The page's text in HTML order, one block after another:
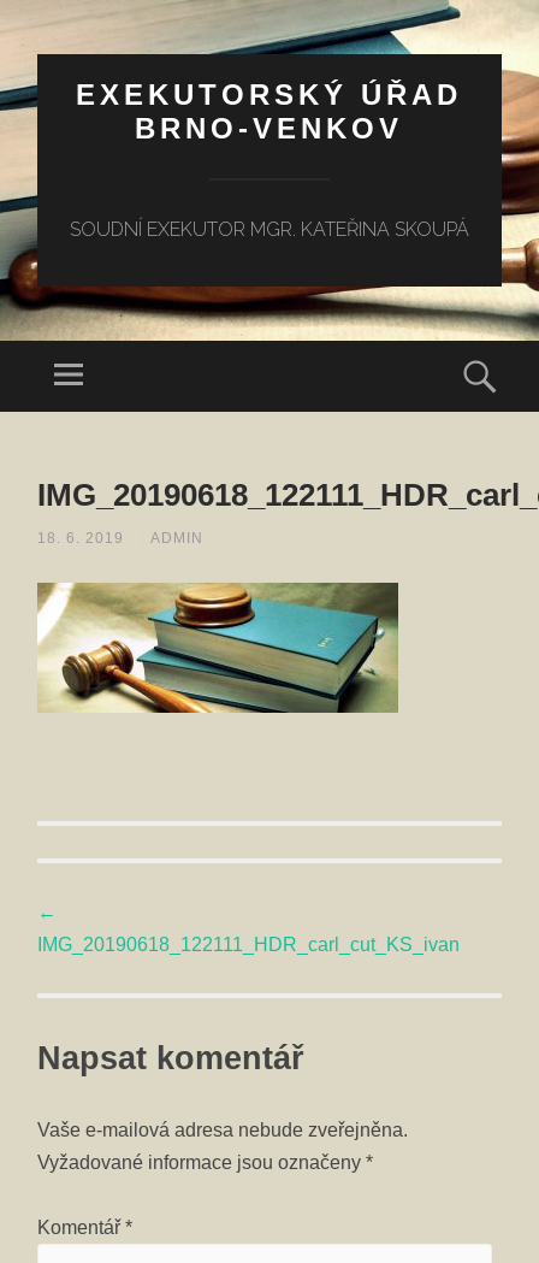
EXEKUTORSKÝ ÚŘAD
BRNO-VENKOV
SOUDNÍ EXEKUTOR MGR. KATEŘINA SKOUPÁ
Menu
OBSAHU
18. 6. 2019 ADMIN
←
IMG_20190618_122111_HDR_carl_cut_KS_ivan
Napsat komentář
Vaše e-mailová adresa nebude zveřejněna.
Vyžadované informace jsou označeny*
Komentář*